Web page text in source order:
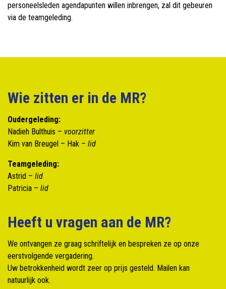
personeelsleden agendapunten willen inbrengen, zal dit gebeuren
via de teamgeleding.
Wie zitten er in de MR?
Oudergeleding:
Nadieh Bulthuis – voorzitter
Kim van Breugel – Hak – lid
Teamgeleding:
Astrid – lid
Patricia – lid
Heeft u vragen aan de MR?
We ontvangen ze graag schriftelijk en bespreken ze op onze
eerstvolgende vergadering.
Uw betrokkenheid wordt zeer op prijs gesteld. Mailen kan
natuurlijk ook.